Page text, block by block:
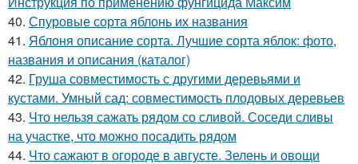
40. Спуровые сорта яблонь их названия
41. Яблоня описание сорта. Лучшие сорта яблок: фото,
названия и описания (каталог)
42. Груша совместимость с другими деревьями и
кустами. Умный сад: совместимость плодовых деревьев
43. Что нельзя сажать рядом со сливой. Соседи сливы
на участке, что можно посадить рядом
44. Что сажают в огороде в августе. Зелень и овощи